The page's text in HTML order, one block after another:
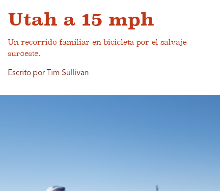
Utah a 15 mph
Un recorrido familiar en bicicleta por el salvaje
suroeste.
Escrito por Tim Sullivan